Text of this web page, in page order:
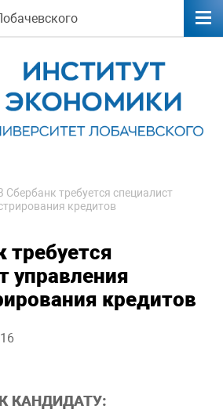
Сбербанк требуется специалист
кредитов
требуется
управления
кредитов
КАНДИДАТУ: